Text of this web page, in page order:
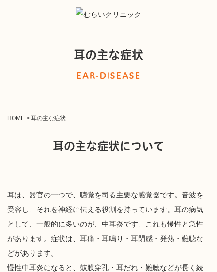
耳の主な症状
EAR-DISEASE
HOME > 耳の主な症状
耳の主な症状について
耳は、器官の一つで、聴覚を司る主要な感覚器です。音波を
受容し、それを神経に伝える役割を持っています。耳の病気
として、一般的に多いのが、中耳炎です。これも慢性と急性
があります。症状は、耳痛・耳鳴り・耳閉感・発熱・難聴な
どがあります。
慢性中耳炎になると、鼓膜穿孔・耳だれ・難聴などが長く続